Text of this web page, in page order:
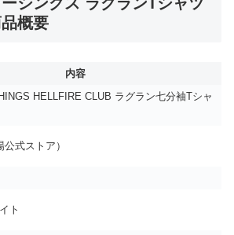
概要
内容
HELLFIRE CLUB ラグラン七分袖Tシャ
式ストア）
ト